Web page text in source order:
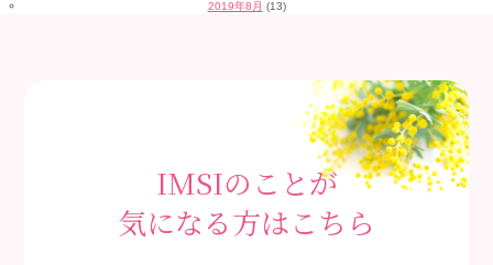
2019年8月 (13)
IMSIのことが
気になる方はこちら